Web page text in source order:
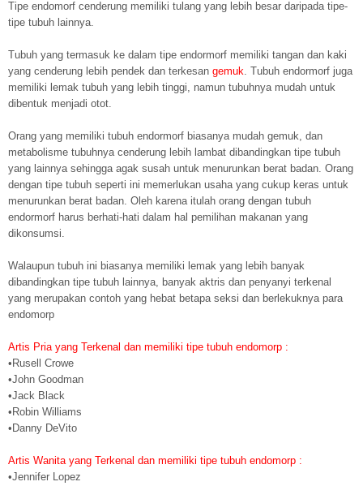
Tipe endomorf cenderung memiliki tulang yang lebih besar daripada tipe-
tipe tubuh lainnya.
Tubuh yang termasuk ke dalam tipe endormorf memiliki tangan dan kaki
yang cenderung lebih pendek dan terkesan gemuk. Tubuh endormorf juga
memiliki lemak tubuh yang lebih tinggi, namun tubuhnya mudah untuk
dibentuk menjadi otot.
Orang yang memiliki tubuh endormorf biasanya mudah gemuk, dan
metabolisme tubuhnya cenderung lebih lambat dibandingkan tipe tubuh
yang lainnya sehingga agak susah untuk menurunkan berat badan. Orang
dengan tipe tubuh seperti ini memerlukan usaha yang cukup keras untuk
menurunkan berat badan. Oleh karena itulah orang dengan tubuh
endormorf harus berhati-hati dalam hal pemilihan makanan yang
dikonsumsi.
Walaupun tubuh ini biasanya memiliki lemak yang lebih banyak
dibandingkan tipe tubuh lainnya, banyak aktris dan penyanyi terkenal
yang merupakan contoh yang hebat betapa seksi dan berlekuknya para
endomorp
Artis Pria yang Terkenal dan memiliki tipe tubuh endomorp :
•Rusell Crowe
•John Goodman
•Jack Black
•Robin Williams
•Danny DeVito
Artis Wanita yang Terkenal dan memiliki tipe tubuh endomorp :
•Jennifer Lopez